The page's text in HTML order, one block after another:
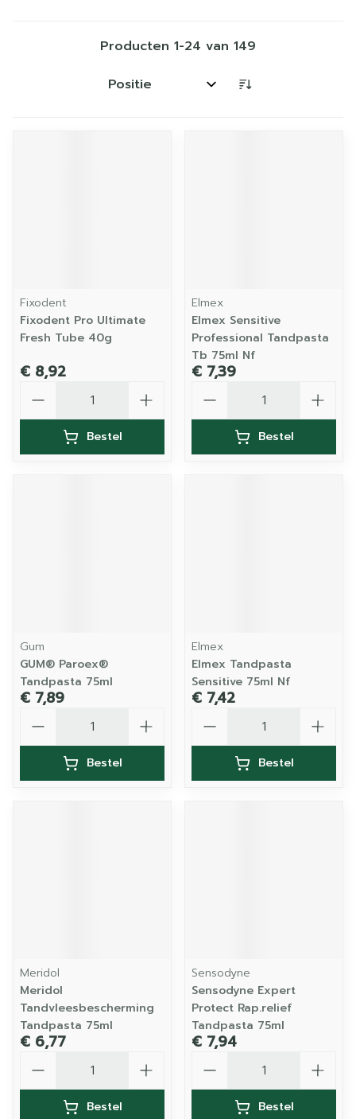
Producten 1-24 van 149
Sorteer op:
Fixodent
Fixodent Pro Ultimate
Fresh Tube 40g
€ 8,92
Bestel
Elmex
Elmex Sensitive
Professional Tandpasta
Tb 75ml Nf
€ 7,39
Bestel
Gum
GUM® Paroex®
Tandpasta 75ml
€ 7,89
Bestel
Elmex
Elmex Tandpasta
Sensitive 75ml Nf
€ 7,42
Bestel
Meridol
Meridol
Tandvleesbescherming
Tandpasta 75ml
€ 6,77
Bestel
Sensodyne
Sensodyne Expert
Protect Rap.relief
Tandpasta 75ml
€ 7,94
Bestel